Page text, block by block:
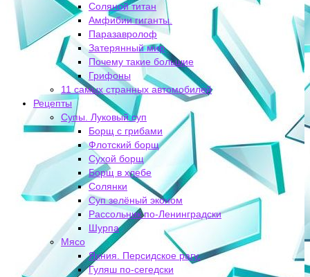
Соляной титан
Амфибии гиганты.
Паразавролоф
Затерянный мир
Почему такие большие
Грифоны
11 самых странных автомобилей
Рецепты
Супы. Луковый суп
Борщ с грибами
Флотский борщ
Сухой борщ
Борщ в хлебе
Солянки
Суп зелёный эконом
Рассольник по-Ленинградски
Шурпа
Мясо
Яхния. Персидское рагу.
Гуляш по-сегедски